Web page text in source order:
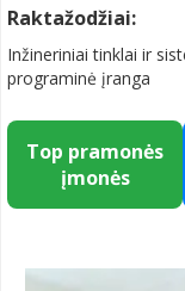
Raktažodžiai:
Inžineriniai tinklai ir
programinė įranga
Top pramonės
įmonės